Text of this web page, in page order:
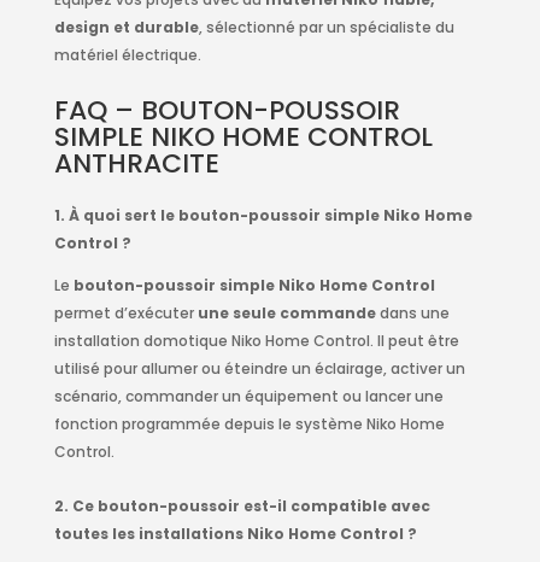
design et durable, sélectionné par un spécialiste du
matériel électrique.
FAQ – BOUTON-POUSSOIR
SIMPLE NIKO HOME CONTROL
ANTHRACITE
1. À quoi sert le bouton-poussoir simple Niko Home
Control ?
Le bouton-poussoir simple Niko Home Control
permet d’exécuter une seule commandedans une
installation domotique Niko Home Control. Il peut être
utilisé pour allumer ou éteindre un éclairage, activer un
scénario, commander un équipement ou lancer une
fonction programmée depuis le système Niko Home
Control.
2. Ce bouton-poussoir est-il compatible avec
toutes les installations Niko Home Control ?